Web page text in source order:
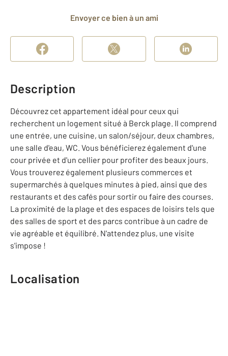
Envoyer ce bien à un ami
Description
Découvrez cet appartement idéal pour ceux qui
recherchent un logement situé à Berck plage. Il comprend
une entrée, une cuisine, un salon/séjour, deux chambres,
une salle d'eau, WC. Vous bénéficierez également d'une
cour privée et d'un cellier pour profiter des beaux jours.
Vous trouverez également plusieurs commerces et
supermarchés à quelques minutes à pied, ainsi que des
restaurants et des cafés pour sortir ou faire des courses.
La proximité de la plage et des espaces de loisirs tels que
des salles de sport et des parcs contribue à un cadre de
vie agréable et équilibré. N'attendez plus, une visite
s'impose !
Localisation